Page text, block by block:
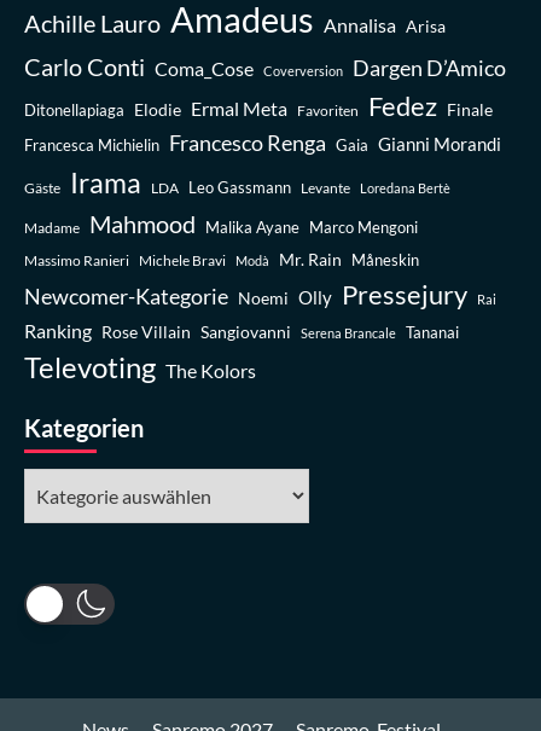
Achille Lauro Amadeus Annalisa Arisa
Carlo Conti Coma_Cose Coverversion Dargen D’Amico
Ditonellapiaga Elodie Ermal Meta Favoriten Fedez Finale
Francesca Michielin Francesco Renga Gaia Gianni Morandi
Gäste Irama LDA Leo Gassmann Levante Loredana Bertè
Madame Mahmood Malika Ayane Marco Mengoni
Massimo Ranieri Michele Bravi Modà Mr. Rain Måneskin
Newcomer-Kategorie Noemi Olly Pressejury Rai
Ranking Rose Villain Sangiovanni Serena Brancale Tananai
Televoting The Kolors
Kategorien